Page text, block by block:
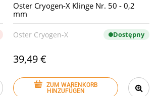
Oster Cryogen-X Klinge Nr. 50 - 0,2
mm
Oster Cryogen-X Dostępny
39,49 €
ZUM WARENKORB
HINZUFÜGEN